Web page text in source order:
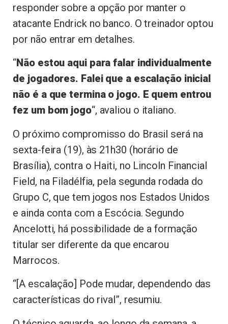
responder sobre a opção por manter o
atacante Endrick no banco. O treinador optou
por não entrar em detalhes.
“Não estou aqui para falar individualmente
de jogadores. Falei que a escalação inicial
não é a que termina o jogo. E quem entrou
fez um bom jogo“, avaliou o italiano.
O próximo compromisso do Brasil será na
sexta-feira (19), às 21h30 (horário de
Brasília), contra o Haiti, no Lincoln Financial
Field, na Filadélfia, pela segunda rodada do
Grupo C, que tem jogos nos Estados Unidos
e ainda conta com a Escócia. Segundo
Ancelotti, há possibilidade de a formação
titular ser diferente da que encarou
Marrocos.
“[A escalação] Pode mudar, dependendo das
características do rival”, resumiu.